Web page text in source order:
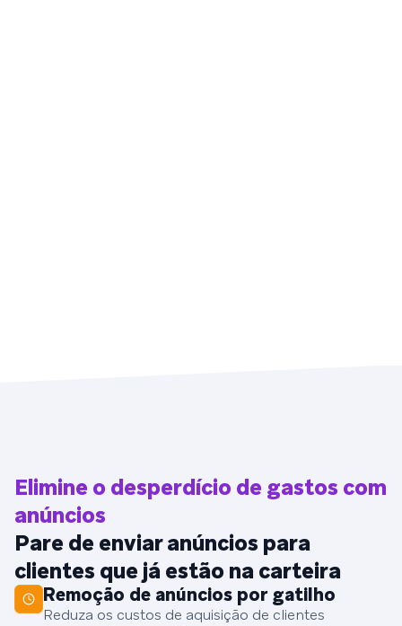
Elimine o desperdício de gastos com
anúncios
Pare de enviar anúncios para
clientes que já estão na carteira
Remoção de anúncios por gatilho
Reduza os custos de aquisição de clientes